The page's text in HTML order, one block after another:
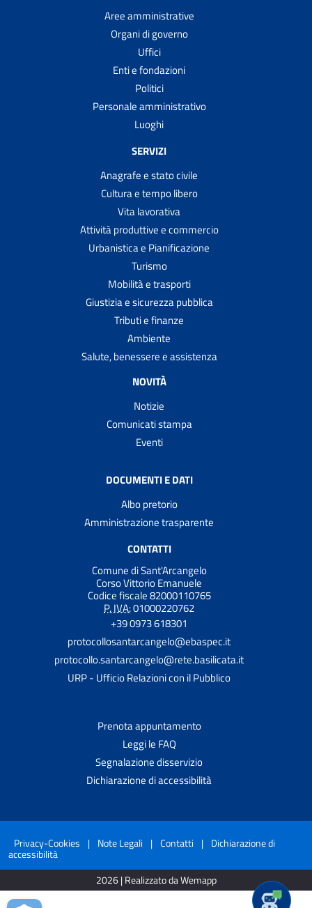
Aree amministrative
Organi di governo
Uffici
Enti e fondazioni
Politici
Personale amministrativo
Luoghi
SERVIZI
Anagrafe e stato civile
Cultura e tempo libero
Vita lavorativa
Attività produttive e commercio
Urbanistica e Pianificazione
Turismo
Mobilità e trasporti
Giustizia e sicurezza pubblica
Tributi e finanze
Ambiente
Salute, benessere e assistenza
NOVITÀ
Notizie
Comunicati stampa
Eventi
DOCUMENTI E DATI
Albo pretorio
Amministrazione trasparente
CONTATTI
Comune di Sant'Arcangelo
Corso Vittorio Emanuele
Codice fiscale 82000110765
P. IVA:01000220762
+39 0973 618301
protocollosantarcangelo@ebaspec.it
protocollo.santarcangelo@rete.basilicata.it
URP - Ufficio Relazioni con il Pubblico
Prenota appuntamento
Leggi le FAQ
Segnalazione disservizio
Dichiarazione di accessibilità
Privacy-Cookies | Note Legali | Contatti | Dichiarazione di
accessibilità
2026 | Realizzato da Wemapp